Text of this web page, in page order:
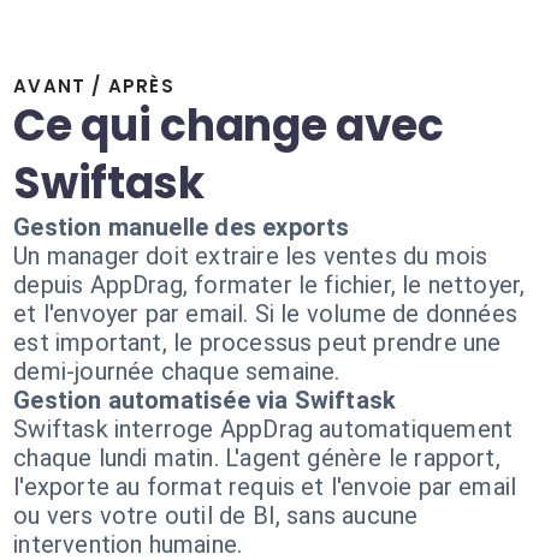
AVANT / APRÈS
Ce qui change avec
Swiftask
Gestion manuelle des exports
Un manager doit extraire les ventes du mois
depuis AppDrag, formater le fichier, le nettoyer,
et l'envoyer par email. Si le volume de données
est important, le processus peut prendre une
demi-journée chaque semaine.
Gestion automatisée via Swiftask
Swiftask interroge AppDrag automatiquement
chaque lundi matin. L'agent génère le rapport,
l'exporte au format requis et l'envoie par email
ou vers votre outil de BI, sans aucune
intervention humaine.